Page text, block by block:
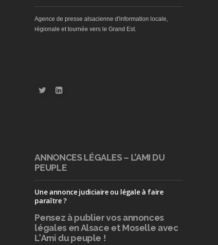
Agence de presse alsacienne d'information locale,
régionale et tournée vers le Grand Est.
ANNONCES LÉGALES – L’AMI DU
PEUPLE
Une annonce judiciaire ou légale à faire
paraître ?
Pensez à publiervos annonces
légales en Alsace et Moselle avec
L'Ami du peuple !